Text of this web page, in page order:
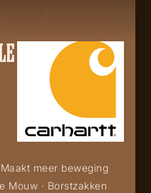
meer beweging
Mouw · Borstzakken